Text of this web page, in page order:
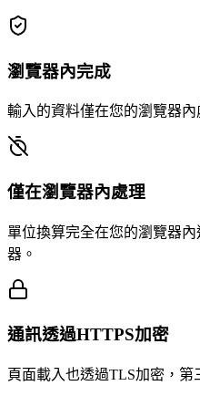
瀏覽器內完成
輸入的資料僅在您的瀏覽器
僅在瀏覽器內處理
單位換算完全在您的瀏覽器
器。
通訊透過HTTPS加密
頁面載入也透過TLS加密，第